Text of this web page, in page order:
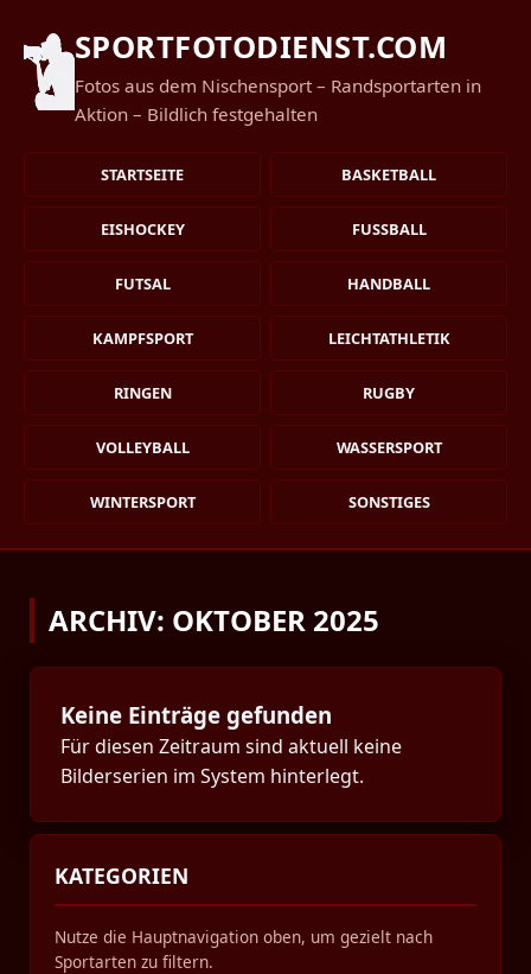
SPORTFOTODIENST.COM
Fotos aus dem Nischensport – Randsportarten in
Aktion – Bildlich festgehalten
STARTSEITE BASKETBALL
EISHOCKEY FUSSBALL
FUTSAL HANDBALL
KAMPFSPORT LEICHTATHLETIK
RINGEN RUGBY
VOLLEYBALL WASSERSPORT
WINTERSPORT SONSTIGES
ARCHIV: OKTOBER 2025
Keine Einträge gefunden
Für diesen Zeitraum sind aktuell keine
Bilderserien im System hinterlegt.
KATEGORIEN
Nutze die Hauptnavigation oben, um gezielt nach
Sportarten zu filtern.